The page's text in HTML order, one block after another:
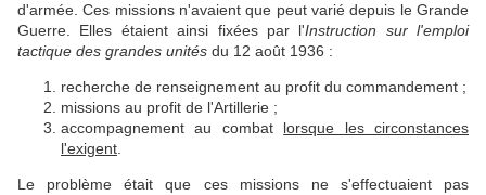
d'armée. Ces missions n'avaient que peut varié depuis le Grande
Guerre. Elles étaient ainsi fixées par l'Instruction sur l'emploi
tactique des grandes unités du 12 août 1936 :
recherche de renseignement au profit du commandement ;
missions au profit de l'Artillerie ;
accompagnement au combat lorsque les circonstances
l'exigent.
Le problème était que ces missions ne s'effectuaient pas